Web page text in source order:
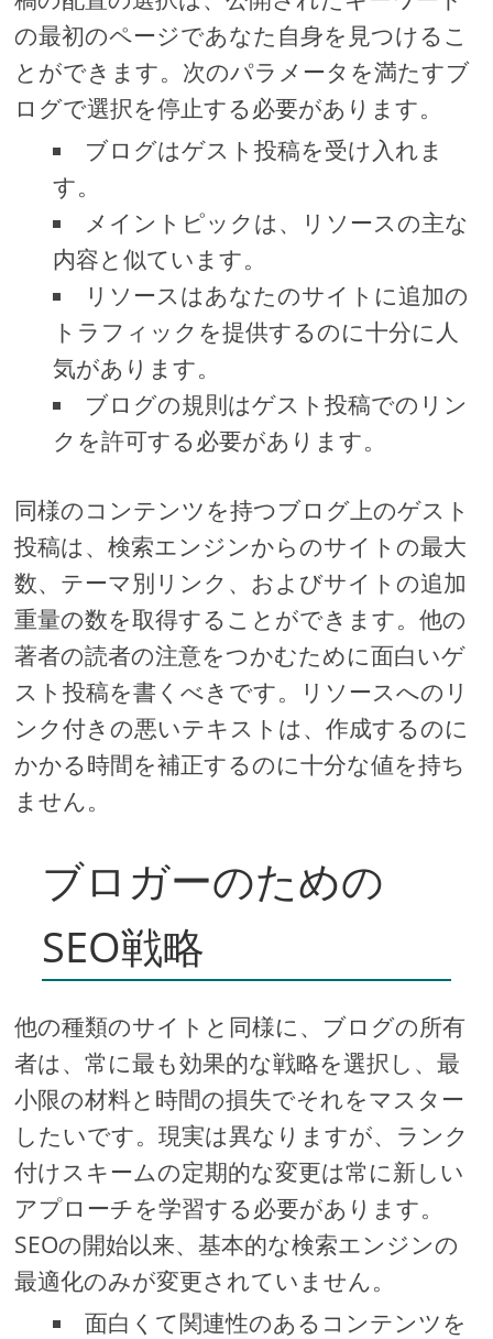
の最初のページであなた自身を見つけるこ
とができます。次のパラメータを満たすブ
ログで選択を停止する必要があります。
ブログはゲスト投稿を受け入れま
す。
メイントピックは、リソースの主な
内容と似ています。
リソースはあなたのサイトに追加の
トラフィックを提供するのに十分に人
気があります。
ブログの規則はゲスト投稿でのリン
クを許可する必要があります。
同様のコンテンツを持つブログ上のゲスト
投稿は、検索エンジンからのサイトの最大
数、テーマ別リンク、およびサイトの追加
重量の数を取得することができます。他の
著者の読者の注意をつかむために面白いゲ
スト投稿を書くべきです。リソースへのリ
ンク付きの悪いテキストは、作成するのに
かかる時間を補正するのに十分な値を持ち
ません。
ブロガーのための
SEO戦略
他の種類のサイトと同様に、ブログの所有
者は、常に最も効果的な戦略を選択し、最
小限の材料と時間の損失でそれをマスター
したいです。現実は異なりますが、ランク
付けスキームの定期的な変更は常に新しい
アプローチを学習する必要があります。
SEOの開始以来、基本的な検索エンジンの
最適化のみが変更されていません。
面白くて関連性のあるコンテンツを